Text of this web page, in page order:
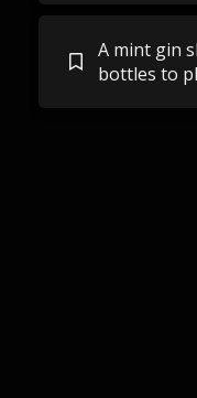
A mint gin
bottles to